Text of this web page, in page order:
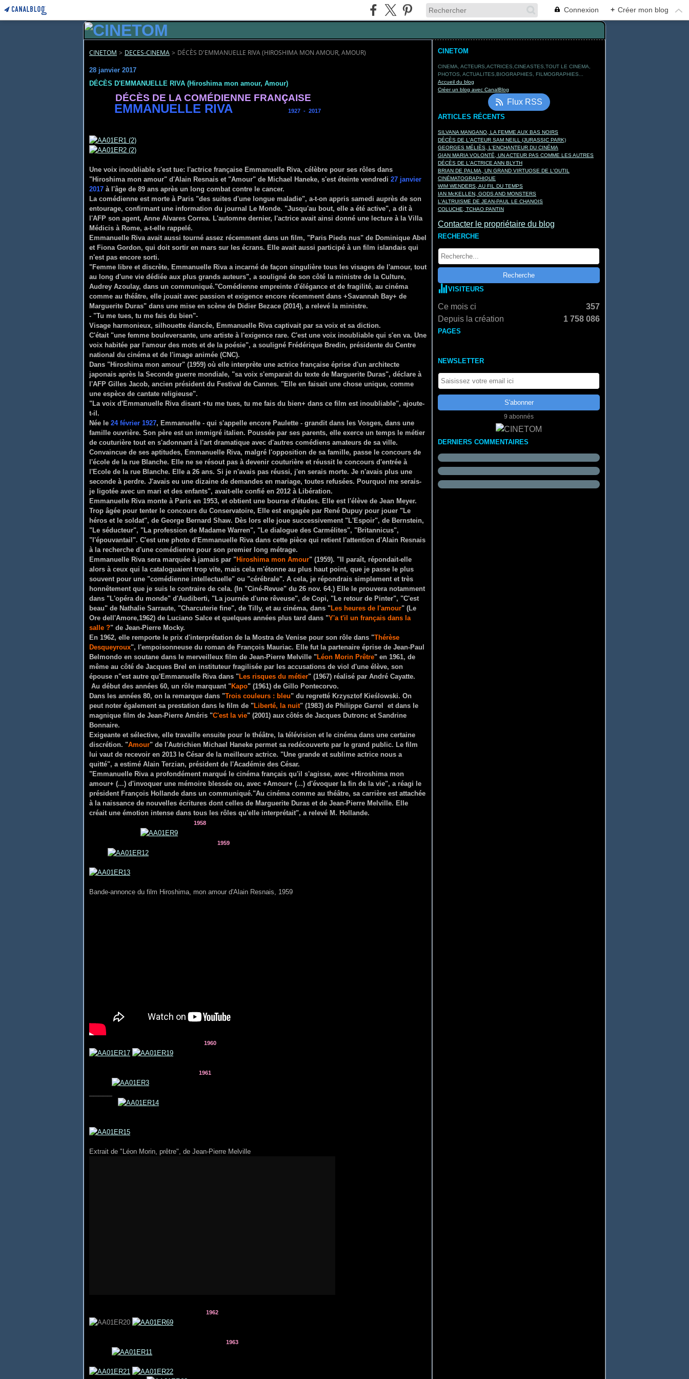
Connexion + Créer mon blog
CINETOM > DECES-CINEMA > DÉCÈS D'EMMANUELLE RIVA (HIROSHIMA MON AMOUR, AMOUR)
28 janvier 2017
DÉCÈS D'EMMANUELLE RIVA (Hiroshima mon amour, Amour)
DÉCÈS DE LA COMÉDIENNE FRANçAISE
EMMANUELLE RIVA 1927 - 2017
Une voix inoubliable s'est tue: l'actrice française Emmanuelle Riva, célèbre pour ses rôles dans
"Hiroshima mon amour" d'Alain Resnais et "Amour" de Michael Haneke, s'est éteinte vendredi 27 janvier
2017 à l'âge de 89 ans après un long combat contre le cancer.
La comédienne est morte à Paris "des suites d'une longue maladie", a-t-on appris samedi auprès de son
entourage, confirmant une information du journal Le Monde. "Jusqu'au bout, elle a été active", a dit à
l'AFP son agent, Anne Alvares Correa. L'automne dernier, l'actrice avait ainsi donné une lecture à la Villa
Médicis à Rome, a-t-elle rappelé.
Emmanuelle Riva avait aussi tourné assez récemment dans un film, "Paris Pieds nus" de Dominique Abel
et Fiona Gordon, qui doit sortir en mars sur les écrans. Elle avait aussi participé à un film islandais qui
n'est pas encore sorti.
"Femme libre et discrète, Emmanuelle Riva a incarné de façon singulière tous les visages de l'amour, tout
au long d'une vie dédiée aux plus grands auteurs", a souligné de son côté la ministre de la Culture,
Audrey Azoulay, dans un communiqué."Comédienne empreinte d'élégance et de fragilité, au cinéma
comme au théâtre, elle jouait avec passion et exigence encore récemment dans +Savannah Bay+ de
Marguerite Duras" dans une mise en scène de Didier Bezace (2014), a relevé la ministre.
- "Tu me tues, tu me fais du bien"-
Visage harmonieux, silhouette élancée, Emmanuelle Riva captivait par sa voix et sa diction.
C'était "une femme bouleversante, une artiste à l'exigence rare. C'est une voix inoubliable qui s'en va. Une
voix habitée par l'amour des mots et de la poésie", a souligné Frédérique Bredin, présidente du Centre
national du cinéma et de l'image animée (CNC).
Dans "Hiroshima mon amour" (1959) où elle interprète une actrice française éprise d'un architecte
japonais après la Seconde guerre mondiale, "sa voix s'emparait du texte de Marguerite Duras", déclare à
l'AFP Gilles Jacob, ancien président du Festival de Cannes. "Elle en faisait une chose unique, comme
une espèce de cantate religieuse".
"La voix d'Emmanuelle Riva disant +tu me tues, tu me fais du bien+ dans ce film est inoubliable", ajoute-
t-il.
Née le 24 février 1927, Emmanuelle - qui s'appelle encore Paulette - grandit dans les Vosges, dans une
famille ouvrière. Son père est un immigré italien. Poussée par ses parents, elle exerce un temps le métier
de couturière tout en s'adonnant à l'art dramatique avec d'autres comédiens amateurs de sa ville.
Convaincue de ses aptitudes, Emmanuelle Riva, malgré l'opposition de sa famille, passe le concours de
l'école de la rue Blanche. Elle ne se résout pas à devenir couturière et réussit le concours d'entrée à
l'Ecole de la rue Blanche. Elle a 26 ans. Si je n'avais pas réussi, j'en serais morte. Je n'avais plus une
seconde à perdre. J'avais eu une dizaine de demandes en mariage, toutes refusées. Pourquoi me serais-
je ligotée avec un mari et des enfants", avait-elle confié en 2012 à Libération.
Emmanuelle Riva monte à Paris en 1953, et obtient une bourse d'études. Elle est l'élève de Jean Meyer.
Trop âgée pour tenter le concours du Conservatoire, Elle est engagée par René Dupuy pour jouer "Le
héros et le soldat", de George Bernard Shaw. Dès lors elle joue successivement "L'Espoir", de Bernstein,
"Le séducteur", "La profession de Madame Warren", "Le dialogue des Carmélites", "Britannicus",
"l'épouvantail". C'est une photo d'Emmanuelle Riva dans cette pièce qui retient l'attention d'Alain Resnais
à la recherche d'une comédienne pour son premier long métrage.
Emmanuelle Riva sera marquée à jamais par "Hiroshima mon Amour" (1959). "Il paraît, répondait-elle
alors à ceux qui la cataloguaient trop vite, mais cela m'étonne au plus haut point, que je passe le plus
souvent pour une "comédienne intellectuelle" ou "cérébrale". A cela, je répondrais simplement et très
honnêtement que je suis le contraire de cela. (In "Ciné-Revue" du 26 nov. 64.) Elle le prouvera notamment
dans "L'opéra du monde" d'Audiberti, "La journée d'une rêveuse", de Copi, "Le retour de Pinter", "C'est
beau" de Nathalie Sarraute, "Charcuterie fine", de Tilly, et au cinéma, dans "Les heures de l'amour" (Le
Ore dell'Amore,1962) de Luciano Salce et quelques années plus tard dans "Y'a t'il un français dans la
salle ?" de Jean-Pierre Mocky.
En 1962, elle remporte le prix d'interprétation de la Mostra de Venise pour son rôle dans "Thérèse
Desqueyroux", l'empoisonneuse du roman de François Mauriac. Elle fut la partenaire éprise de Jean-Paul
Belmondo en soutane dans le merveilleux film de Jean-Pierre Melville "Léon Morin Prêtre" en 1961, de
même au côté de Jacques Brel en instituteur fragilisée par les accusations de viol d'une élève, son
épouse n"est autre qu'Emmanuelle Riva dans "Les risques du métier" (1967) réalisé par André Cayatte.
Au début des années 60, un rôle marquant "Kapo" (1961) de Gillo Pontecorvo.
Dans les années 80, on la remarque dans "Trois couleurs : bleu" du regretté Krzysztof Kieślowski. On
peut noter également sa prestation dans le film de "Liberté, la nuit" (1983) de Philippe Garrel et dans le
magnique film de Jean-Pierre Améris "C'est la vie" (2001) aux côtés de Jacques Dutronc et Sandrine
Bonnaire.
Exigeante et sélective, elle travaille ensuite pour le théâtre, la télévision et le cinéma dans une certaine
discrétion. "Amour" de l'Autrichien Michael Haneke permet sa redécouverte par le grand public. Le film
lui vaut de recevoir en 2013 le César de la meilleure actrice. "Une grande et sublime actrice nous a
quitté", a estimé Alain Terzian, président de l'Académie des César.
"Emmanuelle Riva a profondément marqué le cinéma français qu'il s'agisse, avec +Hiroshima mon
amour+ (...) d'invoquer une mémoire blessée ou, avec +Amour+ (...) d'évoquer la fin de la vie", a réagi le
président François Hollande dans un communiqué."Au cinéma comme au théâtre, sa carrière est attachée
à la naissance de nouvelles écritures dont celles de Marguerite Duras et de Jean-Pierre Melville. Elle
créait une émotion intense dans tous les rôles qu'elle interprétait", a relevé M. Hollande.
1958
1959
Bande-annonce du film Hiroshima, mon amour d'Alain Resnais, 1959
1960
1961
Extrait de "Léon Morin, prêtre", de Jean-Pierre Melville
1962
1963
CINETOM
CINEMA, ACTEURS,ACTRICES,CINEASTES,TOUT LE CINEMA,
PHOTOS, ACTUALITES,BIOGRAPHIES, FILMOGRAPHIES...
Accueil du blog
Créer un blog avec CanalBlog
Flux RSS
ARTICLES RÉCENTS
SILVANA MANGANO, LA FEMME AUX BAS NOIRS
DÉCÈS DE L'ACTEUR SAM NEILL (JURASSIC PARK)
GEORGES MÉLIÈS, L'ENCHANTEUR DU CINÉMA
GIAN MARIA VOLONTÉ, UN ACTEUR PAS COMME LES AUTRES
DÉCÈS DE L'ACTRICE ANN BLYTH
BRIAN DE PALMA, UN GRAND VIRTUOSE DE L'OUTIL
CINÉMATOGRAPHIQUE
WIM WENDERS, AU FIL DU TEMPS
IAN McKELLEN, GODS AND MONSTERS
L'ALTRUISME DE JEAN-PAUL LE CHANOIS
COLUCHE, TCHAO PANTIN
Contacter le propriétaire du blog
RECHERCHE
VISITEURS
Ce mois ci
357
Depuis la création
1 758 086
PAGES
NEWSLETTER
9 abonnés
DERNIERS COMMENTAIRES